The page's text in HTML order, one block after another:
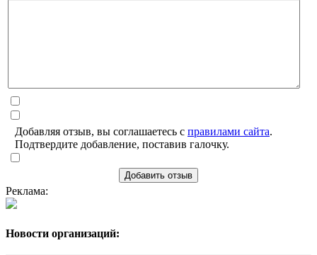
Добавляя отзыв, вы соглашаетесь с правилами сайта.
Подтвердите добавление, поставив галочку.
Добавить отзыв
Реклама:
Новости организаций: